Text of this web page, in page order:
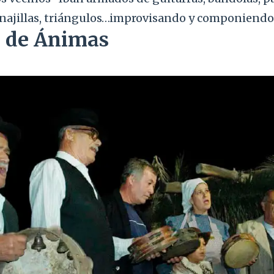
triángulos…improvisando y
de Ánimas